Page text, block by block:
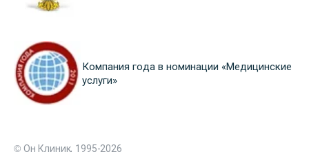
Компания года в номинации «Медицинские
услуги»
© Он Клиник, 1995-2026